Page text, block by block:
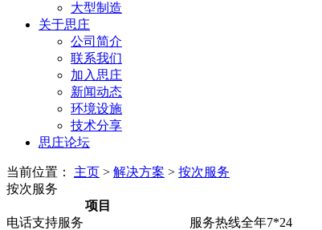
大型制造
关于思庄
公司简介
联系我们
加入思庄
新闻动态
环境设施
技术分享
思庄论坛
当前位置： 主页 > 解决方案 > 按次服务
按次服务
项目
电话支持服务
服务热线全年7*24